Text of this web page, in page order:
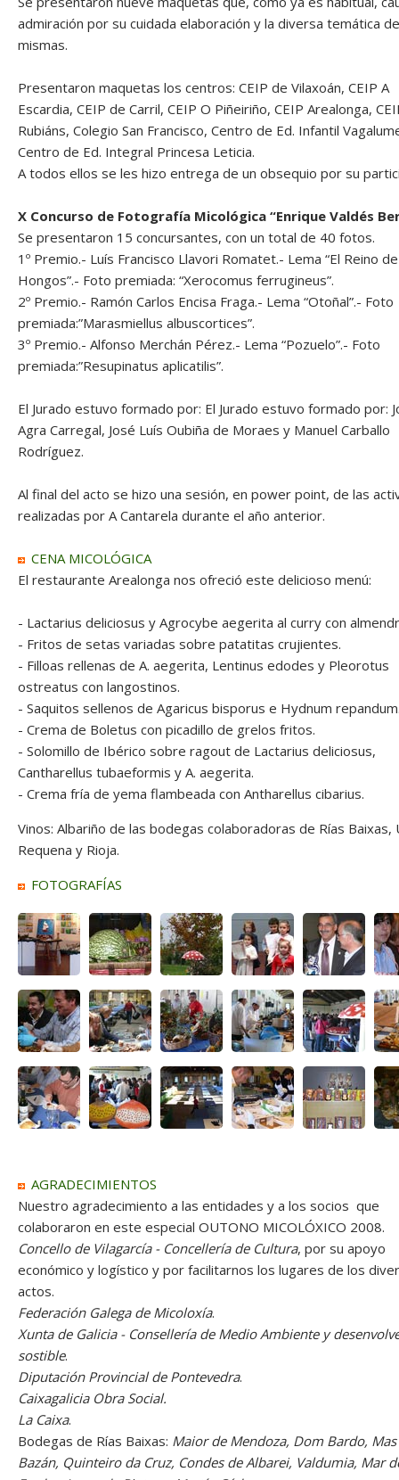
admiración por su cuidada elaboración y la diversa temática
mismas.
Presentaron maquetas los centros: CEIP de Vilaxoán, CEIP A
Escardia, CEIP de Carril, CEIP O Piñeiriño, CEIP Arealonga,
Rubiáns, Colegio San Francisco, Centro de Ed. Infantil
Centro de Ed. Integral Princesa Leticia.
A todos ellos se les hizo entrega de un obsequio por su
X Concurso de Fotografía Micológica “Enrique Valdés
Se presentaron 15 concursantes, con un total de 40 fotos.
1º Premio.- Luís Francisco Llavori Romatet.- Lema “El Reino
Hongos”.- Foto premiada: “Xerocomus ferrugineus”.
2º Premio.- Ramón Carlos Encisa Fraga.- Lema “Otoñal”.- Foto
premiada:”Marasmiellus albuscortices”.
3º Premio.- Alfonso Merchán Pérez.- Lema “Pozuelo”.- Foto
premiada:”Resupinatus aplicatilis”.
El Jurado estuvo formado por: El Jurado estuvo formado por:
Agra Carregal, José Luís Oubiña de Moraes y Manuel Carballo
Rodríguez.
Al final del acto se hizo una sesión, en power point, de las
realizadas por A Cantarela durante el año anterior.
CENA MICOLÓGICA
El restaurante Arealonga nos ofreció este delicioso menú:
- Lactarius deliciosus y Agrocybe aegerita al curry con
- Fritos de setas variadas sobre patatitas crujientes.
- Filloas rellenas de A. aegerita, Lentinus edodes y Pleorotus
ostreatus con langostinos.
- Saquitos sellenos de Agaricus bisporus e Hydnum
- Crema de Boletus con picadillo de grelos fritos.
- Solomillo de Ibérico sobre ragout de Lactarius deliciosus,
Cantharellus tubaeformis y A. aegerita.
- Crema fría de yema flambeada con Antharellus cibarius.
Vinos: Albariño de las bodegas colaboradoras de Rías Baixas,
Requena y Rioja.
FOTOGRAFÍAS
AGRADECIMIENTOS
Nuestro agradecimiento a las entidades y a los socios que
colaboraron en este especial OUTONO MICOLÓXICO 2008.
Concello de Vilagarcía - Concellería de Cultura, por su apoyo
económico y logístico y por facilitarnos los lugares de los
actos.
Federación Galega de Micoloxía.
Xunta de Galicia - Consellería de Medio Ambiente y
sostible.
Diputación Provincial de Pontevedra.
Caixagalicia Obra Social.
La Caixa.
Bodegas de Rías Baixas: Maior de Mendoza, Dom Bardo,
Bazán, Quinteiro da Cruz, Condes de Albarei, Valdumia, Mar